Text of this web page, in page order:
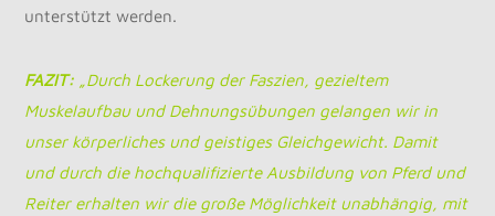
unterstützt werden.
FAZIT: „Durch Lockerung der Faszien, gezieltem
Muskelaufbau und Dehnungsübungen gelangen wir in
unser körperliches und geistiges Gleichgewicht. Damit
und durch die hochqualifizierte Ausbildung von Pferd und
Reiter erhalten wir die große Möglichkeit unabhängig, mit